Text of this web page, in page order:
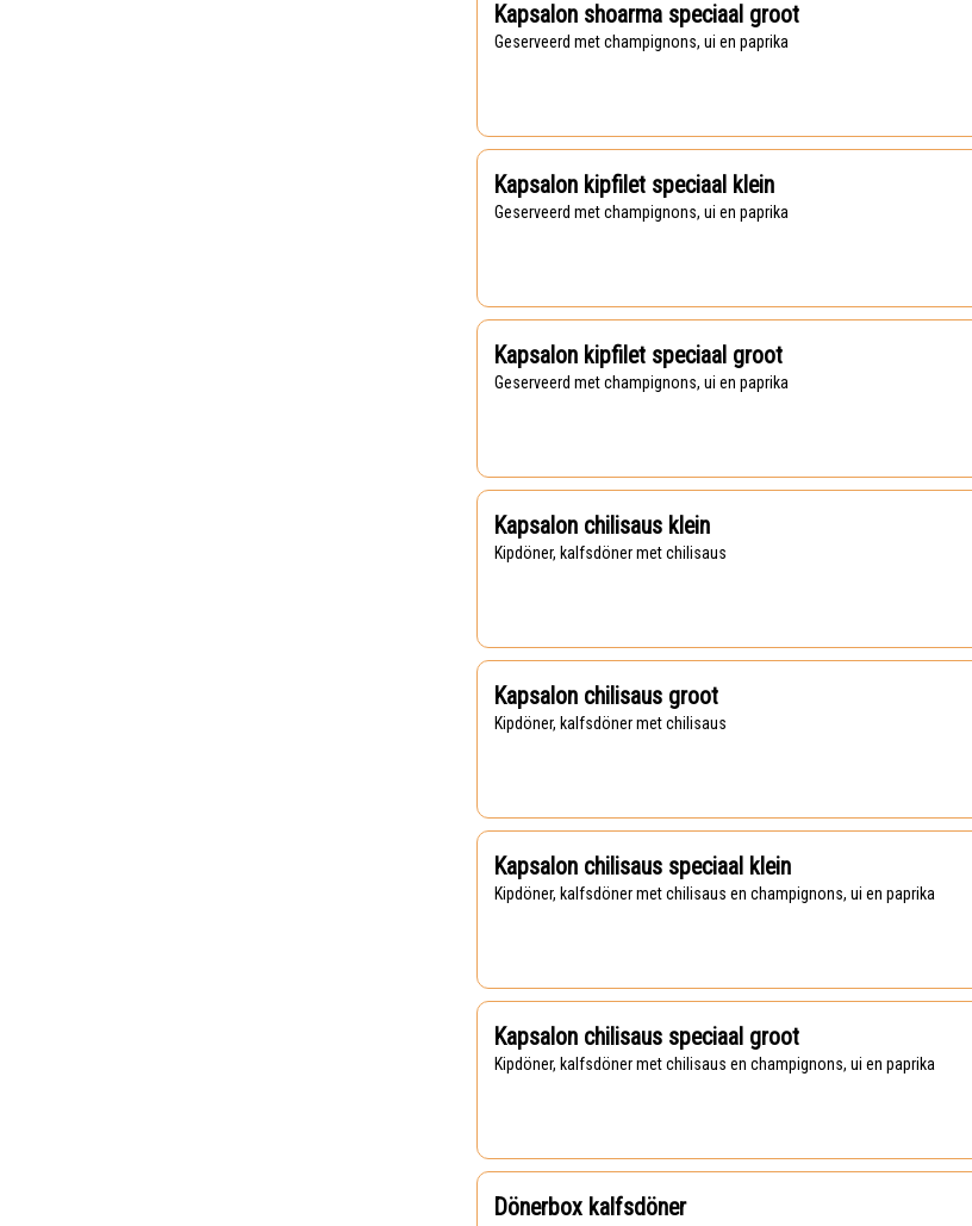
Kapsalon shoarma speciaal groot
Geserveerd met champignons, ui en paprika
Kapsalon kipfilet speciaal klein
Geserveerd met champignons, ui en paprika
Kapsalon kipfilet speciaal groot
Geserveerd met champignons, ui en paprika
Kapsalon chilisaus klein
Kipdöner, kalfsdöner met chilisaus
Kapsalon chilisaus groot
Kipdöner, kalfsdöner met chilisaus
Kapsalon chilisaus speciaal klein
Kipdöner, kalfsdöner met chilisaus en champignons, ui en paprika
Kapsalon chilisaus speciaal groot
Kipdöner, kalfsdöner met chilisaus en champignons, ui en paprika
Dönerbox kalfsdöner